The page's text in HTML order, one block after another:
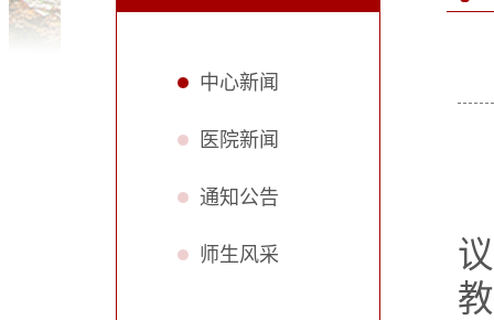
中心新闻
医院新闻
通知公告
师生风采